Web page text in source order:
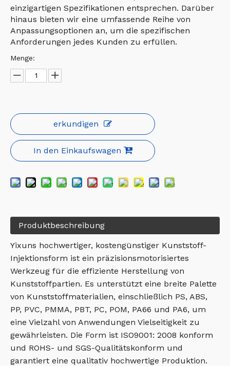
einzigartigen Spezifikationen entsprechen. Darüber
hinaus bieten wir eine umfassende Reihe von
Anpassungsoptionen an, um die spezifischen
Anforderungen jedes Kunden zu erfüllen.
Menge:
erkundigen
In den Einkaufswagen
Produktbeschreibung
Yixuns hochwertiger, kostengünstiger Kunststoff-
Injektionsform ist ein präzisionsmotorisiertes
Werkzeug für die effiziente Herstellung von
Kunststoffpartien. Es unterstützt eine breite Palette
von Kunststoffmaterialien, einschließlich PS, ABS,
PP, PVC, PMMA, PBT, PC, POM, PA66 und PA6, um
eine Vielzahl von Anwendungen Vielseitigkeit zu
gewährleisten. Die Form ist ISO9001: 2008 konform
und ROHS- und SGS-Qualitätskonform und
garantiert eine qualitativ hochwertige Produktion.